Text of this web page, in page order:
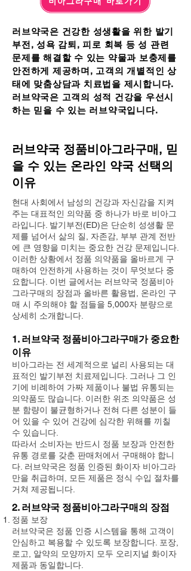
러브약국은 건강한 성생활을 위한 발기
부전, 성욕 감퇴, 피로 회복 등 성 관련
문제를 해결할 수 있는 약물과 보충제를
안전하게 제공하며, 고객의 개별적인 상
태에 맞춤상담과 치료법을 제시합니다.
러브약국은 고객의 성적 건강을 우선시
하는 믿을 수 있는 러브약국입니다.
러브약국 정품비아그라구매, 믿
을 수 있는 온라인 약국 선택의
이유
현대 사회에서 남성의 건강과 자신감을 지켜
주는 대표적인 의약품 중 하나가 바로 비아그
라입니다. 발기부전(ED)은 단순히 성생활 문
제를 넘어서 삶의 질, 자존감, 부부 관계 전반
에 큰 영향을 미치는 중요한 건강 문제입니다.
이러한 상황에서 정품 의약품을 올바르게 구
매하여 안전하게 사용하는 것이 무엇보다 중
요합니다. 이번 글에서는 러브약국 정품비아
그라구매의 장점과 올바른 활용법, 온라인 구
매 시 주의해야 할 점들을 5,000자 분량으로
상세히 소개합니다.
1. 러브약국 정품비아그라구매가 중요한
이유
비아그라는 전 세계적으로 널리 사용되는 대
표적인 발기부전 치료제입니다. 그러나 그 인
기에 비례하여 가짜 제품이나 불법 유통되는
의약품도 많습니다. 이러한 위조 의약품은 성
분 함량이 불균형하거나 전혀 다른 성분이 들
어 있을 수 있어 건강에 심각한 위해를 끼칠
수 있습니다.
따라서 소비자는 반드시 정품 보장과 안전한
유통 경로를 갖춘 판매처에서 구매해야 합니
다. 러브약국은 정품 인증된 화이자 비아그라
만을 취급하며, 모든 제품은 정식 수입 절차를
거쳐 제공됩니다.
2. 러브약국 정품비아그라구매의 장점
정품 보장
러브약국은 정품 인증 시스템을 통해 고객이
안심하고 복용할 수 있도록 보장합니다. 포장,
로고, 알약의 모양까지 모두 오리지널 화이자
제품과 동일합니다.